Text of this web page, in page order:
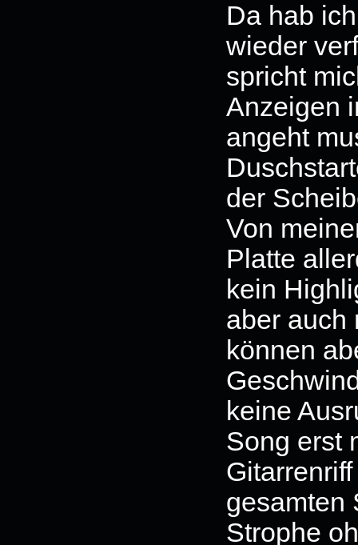
Da hab
wieder
spricht
Anzeigen
angeht
der
Von
Platte
kein
aber
können
keine
Song erst
gesamten
Strophe